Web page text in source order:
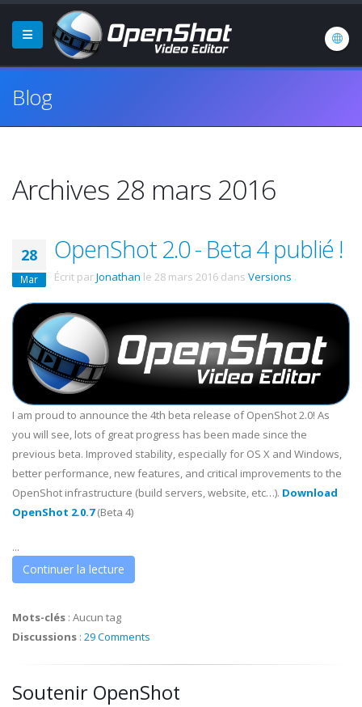
Blog
Archives 28 mars 2016
28
Mar
OpenShot 2.0 - Beta 4 publié !
Écrit parJonathan le 28 mars 2016 dans Versions .
I am proud to announce the 4th beta release of OpenShot 2.0! As
you will see, lots of great progress has been made since the
previous beta. Improved stability, especially for OS X and Windows,
better performance, new features, and critical improvements to the
OpenShot infrastructure (build servers, website, etc…). Download
OpenShot 2.0.7(Beta 4)
...
Continuer la lecture
Mots-clés : Aucun tag
Discussions : 29 Comments
Soutenir OpenShot